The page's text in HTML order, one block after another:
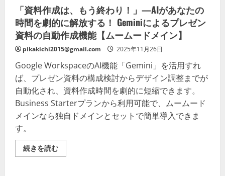
「資料作成は、もう終わり！」—AIがあなたの
時間を劇的に解放する！ Geminiによるプレゼン
資料の自動作成機能【ムームードメイン】
pikakichi2015@gmail.com 2025年11月26日
Google WorkspaceのAI機能「Gemini」を活用すれ
ば、プレゼン資料の構成検討からデザイン調整までが
自動化され、資料作成時間を劇的に短縮できます。
Business Starterプランから利用可能で、ムームード
メインなら独自ドメインとセットで簡単導入できま
す。
続きを読む「資
料